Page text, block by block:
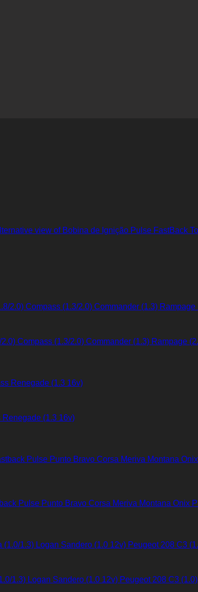
Compass (1.3/2.0) Commander (1.3) Rampage
Renegade (1.3 16v)
Pulse Punto Bravo Corsa Meriva Montana Onix
1.3) Logan Sandero (1.0 12v) Peugeot 208 C3